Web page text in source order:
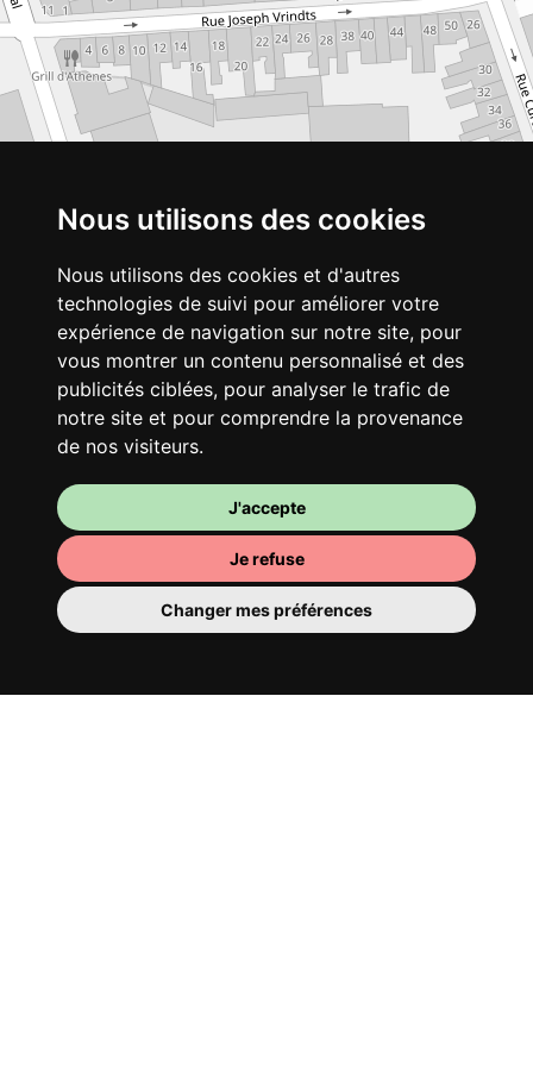
Nous utilisons des cookies
Nous utilisons des cookies et d'autres
technologies de suivi pour améliorer votre
expérience de navigation sur notre site, pour
vous montrer un contenu personnalisé et des
publicités ciblées, pour analyser le trafic de
notre site et pour comprendre la provenance
de nos visiteurs.
J'accepte
Je refuse
Changer mes préférences